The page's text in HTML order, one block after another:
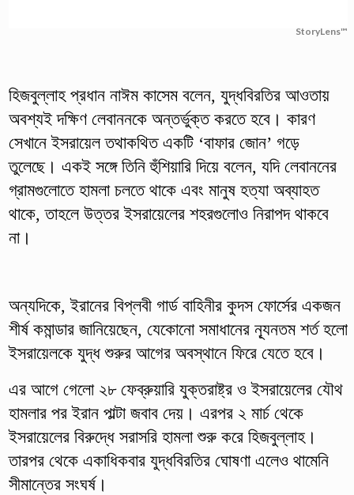
StoryLens™
হিজবুল্লাহ প্রধান নাঈম কাসেম বলেন, যুদ্ধবিরতির আওতায়
অবশ্যই দক্ষিণ লেবাননকে অন্তর্ভুক্ত করতে হবে। কারণ
সেখানে ইসরায়েল তথাকথিত একটি ‘বাফার জোন’ গড়ে
তুলেছে। একই সঙ্গে তিনি হুঁশিয়ারি দিয়ে বলেন, যদি লেবাননের
গ্রামগুলোতে হামলা চলতে থাকে এবং মানুষ হত্যা অব্যাহত
থাকে, তাহলে উত্তর ইসরায়েলের শহরগুলোও নিরাপদ থাকবে
না।
অন্যদিকে, ইরানের বিপ্লবী গার্ড বাহিনীর কুদস ফোর্সের একজন
শীর্ষ কমান্ডার জানিয়েছেন, যেকোনো সমাধানের ন্যূনতম শর্ত হলো
ইসরায়েলকে যুদ্ধ শুরুর আগের অবস্থানে ফিরে যেতে হবে।
এর আগে গেলো ২৮ ফেব্রুয়ারি যুক্তরাষ্ট্র ও ইসরায়েলের যৌথ
হামলার পর ইরান পাল্টা জবাব দেয়। এরপর ২ মার্চ থেকে
ইসরায়েলের বিরুদ্ধে সরাসরি হামলা শুরু করে হিজবুল্লাহ।
তারপর থেকে একাধিকবার যুদ্ধবিরতির ঘোষণা এলেও থামেনি
সীমান্তের সংঘর্ষ।